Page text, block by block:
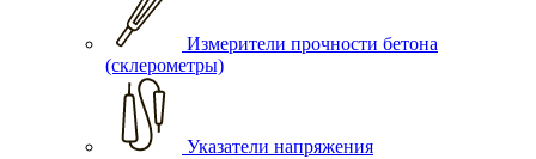
Измерители прочности бетона
(склерометры)
Указатели напряжения